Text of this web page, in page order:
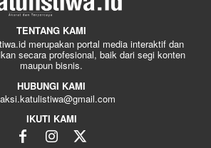
TENTANG KAMI
merupakan portal media interaktif dan
secara profesional, baik dari segi konten
maupun bisnis.
HUBUNGI KAMI
IKUTI KAMI